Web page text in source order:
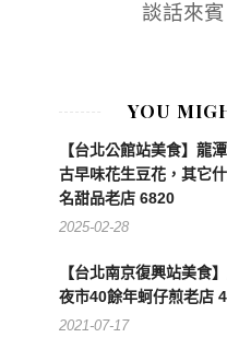
談話來賓
YOU
【台北公館站美食】龍
古早味花生豆花，其它
名甜品老店 6820
2025-02-28
【台北南京復興站美食
夜市40餘年蚵仔煎老店
2021-07-17